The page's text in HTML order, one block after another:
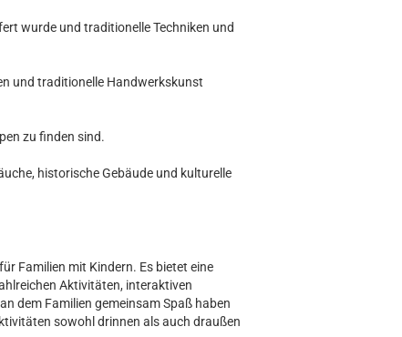
wurde und traditionelle Techniken und
und traditionelle Handwerkskunst
zu finden sind.
historische Gebäude und kulturelle
Familien mit Kindern. Es bietet eine
Aktivitäten, interaktiven
dem Familien gemeinsam Spaß haben
sowohl drinnen als auch draußen